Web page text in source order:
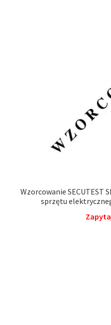
Wzorcowanie SECUTEST
sprzętu